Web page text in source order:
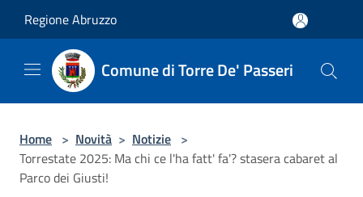
Regione Abruzzo
Comune di Torre De' Passeri
Home > Novità > Notizie >
Torrestate 2025: Ma chi ce l'ha fatt' fa'? stasera cabaret al
Parco dei Giusti!